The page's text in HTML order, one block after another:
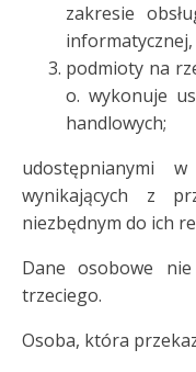
zakresie
informatycznej,
podmioty na
o. wykonuje
handlowych;
udostępnianymi
wynikających z
niezbędnym do ich
Dane osobowe
trzeciego.
Osoba, która